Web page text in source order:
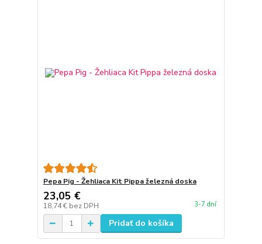
Pepa Pig - Žehliaca Kit Pippa železná doska
23,05 €
18,74 € bez DPH 3-7 dní
Pridať do košíka